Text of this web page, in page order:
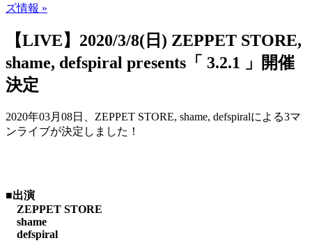
ズ情報 »
【LIVE】2020/3/8(日) ZEPPET STORE,
shame, defspiral presents「 3.2.1 」開催
決定
2020年03月08日、ZEPPET STORE, shame, defspiralによる3マ
ンライブが決定しました！
■出演
ZEPPET STORE
shame
defspiral